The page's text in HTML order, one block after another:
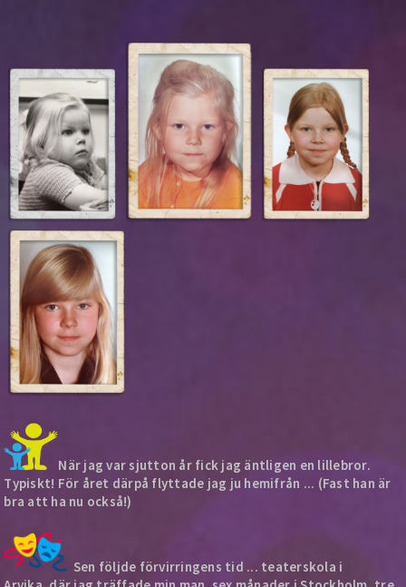
När jag var sjutton år fick jag äntligen en lillebror.
Typiskt! För året därpå flyttade jag ju hemifrån ... (Fast han är
bra att ha nu också!)
Sen följde förvirringens tid ... teaterskola i